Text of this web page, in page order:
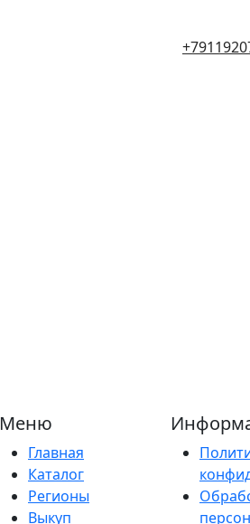
Меню
Главная
Каталог
Регионы
Выкуп